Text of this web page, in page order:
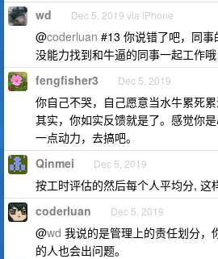
wd Dec 5, 2019 via iPhone
@coderluan #13 你说错了吧，同事
没能力找到和牛逼的同事一起工作哦
fengfisher3 Dec 5, 2019
你自己不哭，自己愿意当水牛累死累
其实，你如实反馈就是了。感觉你
一点动力，去搞吧。
Qinmei Dec 5, 2019
按工时评估的然后每个人平均分, 这
coderluan Dec 5, 2019
@wd 我说的是管理上的责任划分，
的人也会出问题。